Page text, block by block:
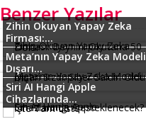
Benzer Yazılar
Zihin Okuyan Yapay Zeka
Firması:...
Meta’nın Yapay Zeka Modeli
Dışarı...
Siri AI Hangi Apple
Cihazlarında...